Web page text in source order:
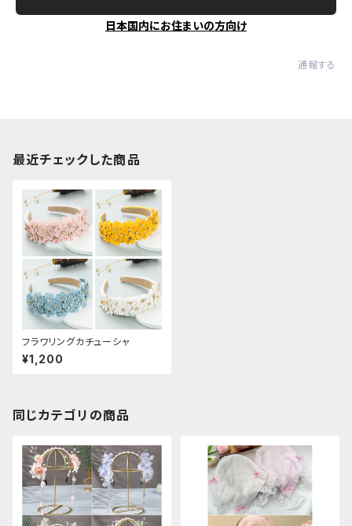
日本国内にお住まいの方向け
通報する
最近チェックした商品
フラワリングカチューシャ
¥1,200
同じカテゴリの商品